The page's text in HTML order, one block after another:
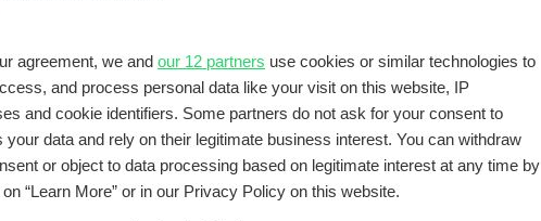
agreement, we and our 12 partners use cookies or similar technologies to
and process personal data like your visit on this website, IP
and cookie identifiers. Some partners do not ask for your consent to
your data and rely on their legitimate business interest. You can withdraw
or object to data processing based on legitimate interest at any time by
“Learn More” or in our Privacy Policy on this website.
oproepen van extra geluidseffecten voorzien. Gebruik je de
dat het avondeten klaarstaat, dan gaat er ook een belletje
Google Nest-speakers om te laten weten dat iedereen aan
Android-tips
te betalen? 4 trucjes voor de gratis versie